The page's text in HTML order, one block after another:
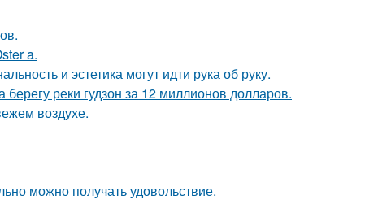
a.
и эстетика могут идти рука об руку.
реки гудзон за 12 миллионов долларов.
воздухе.
можно получать удовольствие.